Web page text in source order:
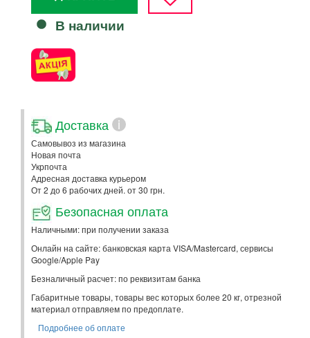
В наличии
Доставка i
Самовывоз из магазина
Новая почта
Укрпочта
Адресная доставка курьером
От 2 до 6 рабочих дней. от 30 грн.
Безопасная оплата
Наличными: при получении заказа
Онлайн на сайте: банковская карта VISA/Mastercard, сервисы
Google/Apple Pay
Безналичный расчет: по реквизитам банка
Габаритные товары, товары вес которых более 20 кг, отрезной
материал отправляем по предоплате.
Подробнее об оплате